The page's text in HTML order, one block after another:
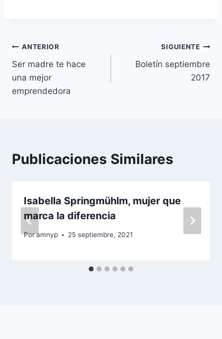
Navegación
de
entradas
ANTERIOR
Ser madre te hace
una mejor
emprendedora
SIGUIENTE
Boletín septiembre
2017
Publicaciones Similares
Isabella Springmühlm, mujer que
marca la diferencia
Poramnyp 25 septiembre, 2021